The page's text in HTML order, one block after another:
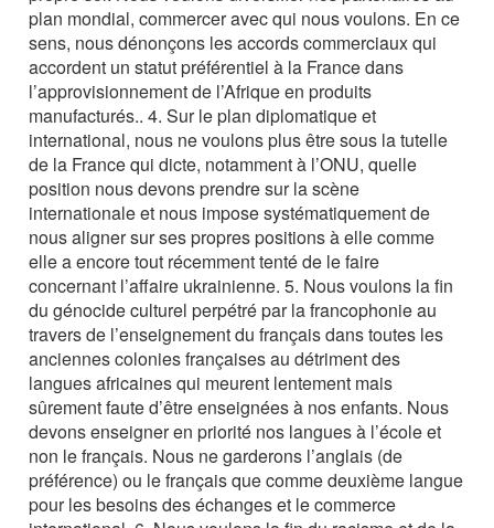
plan mondial, commercer avec qui nous voulons. En ce
sens, nous dénonçons les accords commerciaux qui
accordent un statut préférentiel à la France dans
l’approvisionnement de l’Afrique en produits
manufacturés.. 4. Sur le plan diplomatique et
international, nous ne voulons plus être sous la tutelle
de la France qui dicte, notamment à l’ONU, quelle
position nous devons prendre sur la scène
internationale et nous impose systématiquement de
nous aligner sur ses propres positions à elle comme
elle a encore tout récemment tenté de le faire
concernant l’affaire ukrainienne. 5. Nous voulons la fin
du génocide culturel perpétré par la francophonie au
travers de l’enseignement du français dans toutes les
anciennes colonies françaises au détriment des
langues africaines qui meurent lentement mais
sûrement faute d’être enseignées à nos enfants. Nous
devons enseigner en priorité nos langues à l’école et
non le français. Nous ne garderons l’anglais (de
préférence) ou le français que comme deuxième langue
pour les besoins des échanges et le commerce